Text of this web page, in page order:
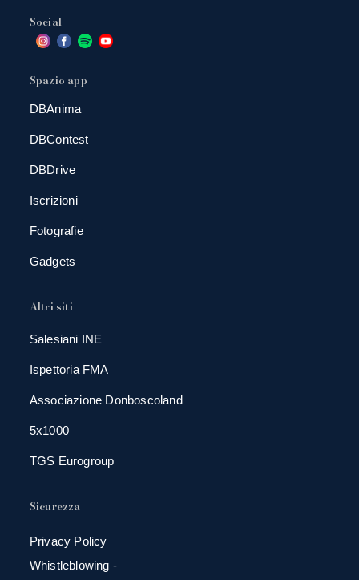
Social
Spazio app
DBAnima
DBContest
DBDrive
Iscrizioni
Fotografie
Gadgets
Altri siti
Salesiani INE
Ispettoria FMA
Associazione Donboscoland
5x1000
TGS Eurogroup
Sicurezza
Privacy Policy
Whistleblowing -